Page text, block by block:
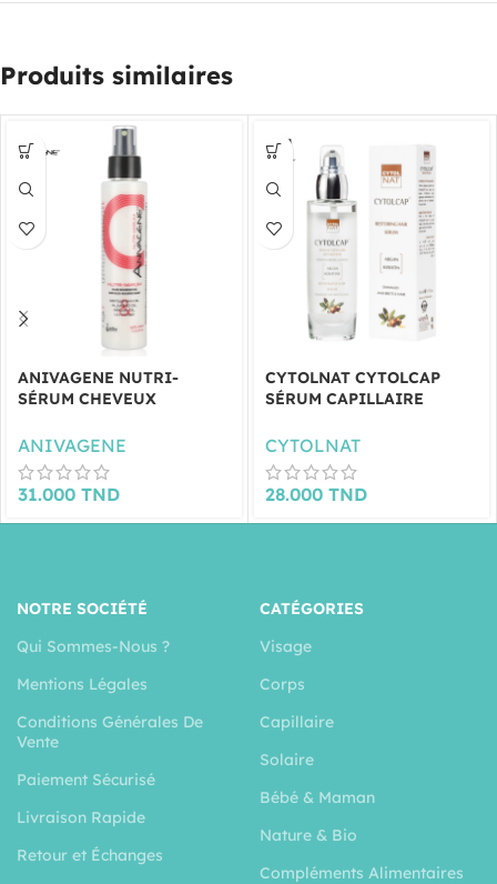
Produits similaires
ANIVAGENE NUTRI-
SÉRUM CHEVEUX
ANIVAGENE
31.000 TND
CYTOLNAT CYTOLCAP
SÉRUM CAPILLAIRE
CYTOLNAT
28.000 TND
NOTRE SOCIÉTÉ
Qui Sommes-Nous ?
Mentions Légales
Conditions Générales De
Vente
Paiement Sécurisé
Livraison Rapide
Retour et Échanges
CATÉGORIES
Visage
Corps
Capillaire
Solaire
Bébé & Maman
Nature & Bio
Compléments Alimentaires